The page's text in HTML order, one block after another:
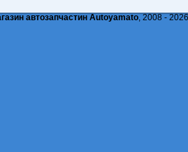
автозапчастин Autoyamato, 2008 - 2026